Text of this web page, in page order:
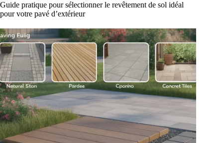
Guide pratique pour sélectionner le revêtement de sol idéal
pour votre pavé d’extérieur